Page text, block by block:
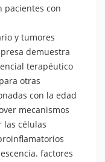
pacientes con
y tumores
demuestra
terapéutico
otras
con la edad
mecanismos
las células
factores